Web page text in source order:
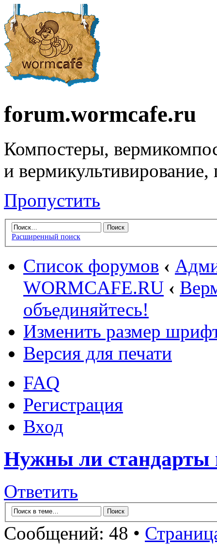
forum.wormcafe.ru
Компостеры,
и
Пропустить
Расширенный поиск
Список форумов ‹
WORMCAFE.RU ‹
объединяйтесь!
Изменить размер
Версия для печати
FAQ
Регистрация
Вход
Нужны ли стандарты
Ответить
Сообщений: 48 •